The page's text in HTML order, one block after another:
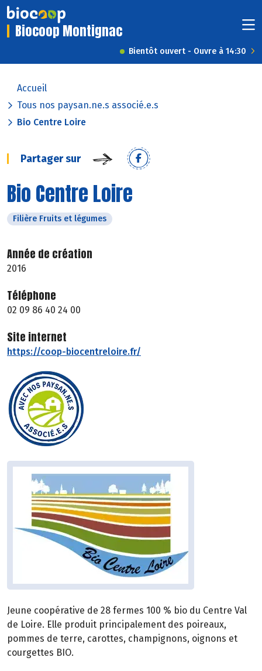
Biocoop Montignac
Bientôt ouvert - Ouvre à 14:30
Accueil
Tous nos paysan.ne.s associé.e.s
Bio Centre Loire
Partager sur
Bio Centre Loire
Filière Fruits et légumes
Année de création
2016
Téléphone
02 09 86 40 24 00
Site internet
https://coop-biocentreloire.fr/
Jeune coopérative de 28 fermes 100 % bio du Centre Val
de Loire. Elle produit principalement des poireaux,
pommes de terre, carottes, champignons, oignons et
courgettes BIO.